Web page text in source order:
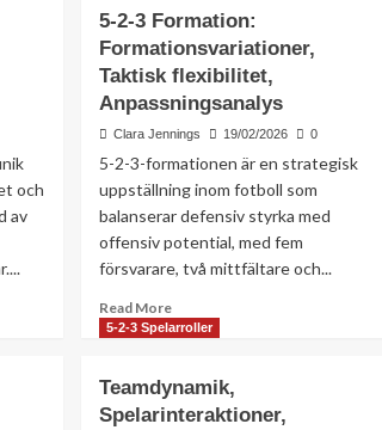
och
av
5-2-3 Formation:
Formationsvariationer,
Taktisk flexibilitet,
Anpassningsanalys
Clara Jennings 19/02/2026 0
5-2-3-formationen är en strategisk
uppställning inom fotboll som
balanserar defensiv styrka med
offensiv potential, med fem
försvarare, två mittfältare och...
Read MoreRead
more
2-
3
5-2-3 Spelarroller
Teamdynamik,
Spelarinteraktioner,